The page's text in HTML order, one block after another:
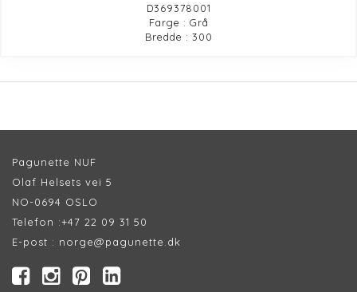
D369378001
Farge : Grå
Bredde : 300
Pagunette NUF
Olaf Helsets vei 5
NO-0694 OSLO
Telefon :+47 22 09 31 50
E-post : norge@pagunette.dk